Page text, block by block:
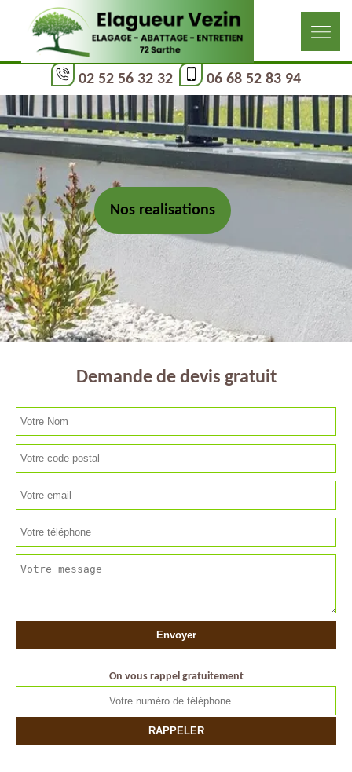
02 52 56 32 32 06 68 52 83 94
Nos realisations
Demande de devis gratuit
On vous rappel gratuitement